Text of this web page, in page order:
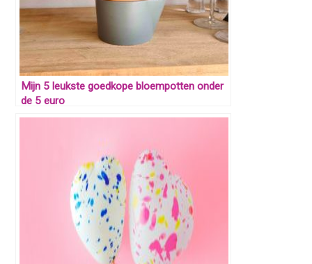
Mijn 5 leukste goedkope bloempotten onder
de 5 euro